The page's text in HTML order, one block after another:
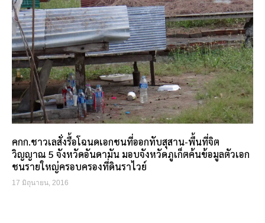
คกก.ชาวเลสั่งรื้อโฉนดเอกชนที่ออกทับสุสาน-พื้นที่จิต
วิญญาณ 5 จังหวัดอันดามัน มอบจังหวัดภูเก็ตค้นข้อมูลตัวเอก
ชนรายใหญ่ครอบครองที่ดินราไวย์
17 มิถุนายน, 2016